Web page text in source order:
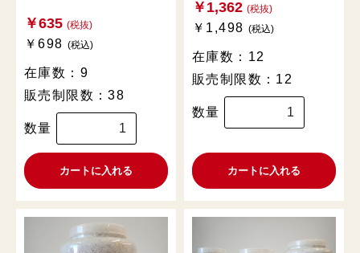
￥635 (税抜)
￥698 (税込)
在庫数：9
販売制限数：38
数量
カートに入れる
￥1,362 (税抜)
￥1,498 (税込)
在庫数：12
販売制限数：12
数量
カートに入れる